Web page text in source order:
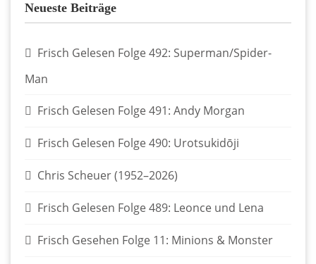
Neueste Beiträge
Frisch Gelesen Folge 492: Superman/Spider-
Man
Frisch Gelesen Folge 491: Andy Morgan
Frisch Gelesen Folge 490: Urotsukidōji
Chris Scheuer (1952–2026)
Frisch Gelesen Folge 489: Leonce und Lena
Frisch Gesehen Folge 11: Minions & Monster